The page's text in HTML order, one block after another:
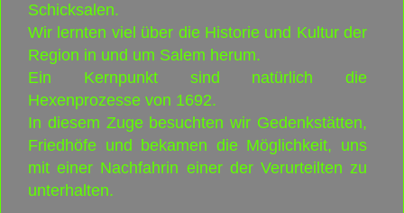
Schicksalen.
Wir lernten viel über die Historie und Kultur der
Region in und um Salem herum.
Ein Kernpunkt sind natürlich die
Hexenprozesse von 1692.
In diesem Zuge besuchten wir Gedenkstätten,
Friedhöfe und bekamen die Möglichkeit, uns
mit einer Nachfahrin einer der Verurteilten zu
unterhalten.